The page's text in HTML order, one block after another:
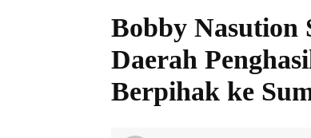
Bobby Nasution
Daerah
Berpihak ke